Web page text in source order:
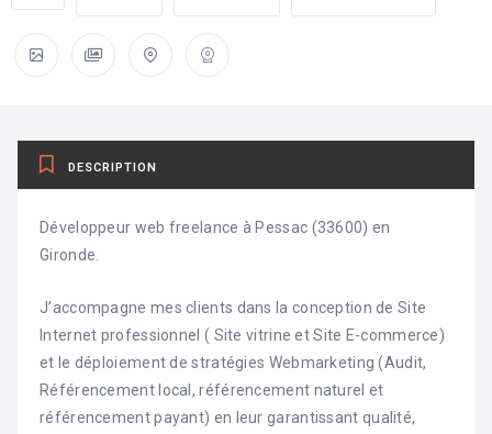
DESCRIPTION
Développeur web freelance à Pessac (33600) en
Gironde.
J’accompagne mes clients dans la conception de Site
Internet professionnel ( Site vitrine et Site E-commerce)
et le déploiement de stratégies Webmarketing (Audit,
Référencement local, référencement naturel et
référencement payant) en leur garantissant qualité,